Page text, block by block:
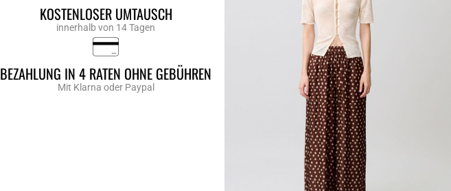
KOSTENLOSER UMTAUSCH
innerhalb von 14 Tagen
BEZAHLUNG IN 4 RATEN OHNE GEBÜHREN
Mit Klarna oder Paypal